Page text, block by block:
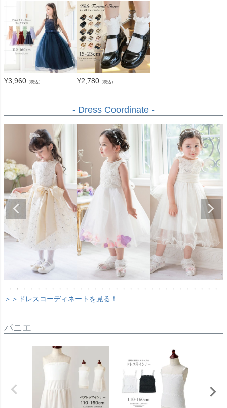
¥3,960 （税込） ¥2,780 （税込）
- Dress Coordinate -
＞＞ドレスコーディネートを見る！
パニエ